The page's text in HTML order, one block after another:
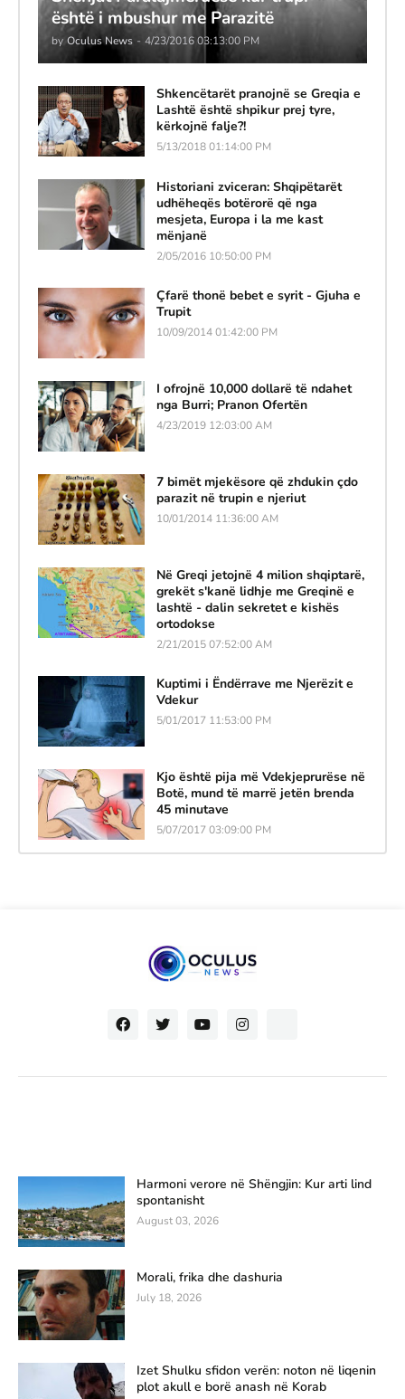
është i mbushur me Parazitë
by Oculus News - 4/23/2016 03:13:00 PM
Shkencëtarët pranojnë se Greqia e
Lashtë është shpikur prej tyre,
kërkojnë falje?!
5/13/2018 01:14:00 PM
Historiani zviceran: Shqipëtarët
udhëheqës botërorë që nga
mesjeta, Europa i la me kast
mënjanë
2/05/2016 10:50:00 PM
Çfarë thonë bebet e syrit - Gjuha e
Trupit
10/09/2014 01:42:00 PM
I ofrojnë 10,000 dollarë të ndahet
nga Burri; Pranon Ofertën
4/23/2019 12:03:00 AM
7 bimët mjekësore që zhdukin çdo
parazit në trupin e njeriut
10/01/2014 11:36:00 AM
Në Greqi jetojnë 4 milion shqiptarë,
grekët s'kanë lidhje me Greqinë e
lashtë - dalin sekretet e kishës
ortodokse
2/21/2015 07:52:00 AM
Kuptimi i Ëndërrave me Njerëzit e
Vdekur
5/01/2017 11:53:00 PM
Kjo është pija më Vdekjeprurëse në
Botë, mund të marrë jetën brenda
45 minutave
5/07/2017 03:09:00 PM
Harmoni verore në Shëngjin: Kur arti lind
spontanisht
August 03, 2026
Morali, frika dhe dashuria
July 18, 2026
Izet Shulku sfidon verën: noton në liqenin
plot akull e borë anash në Korab